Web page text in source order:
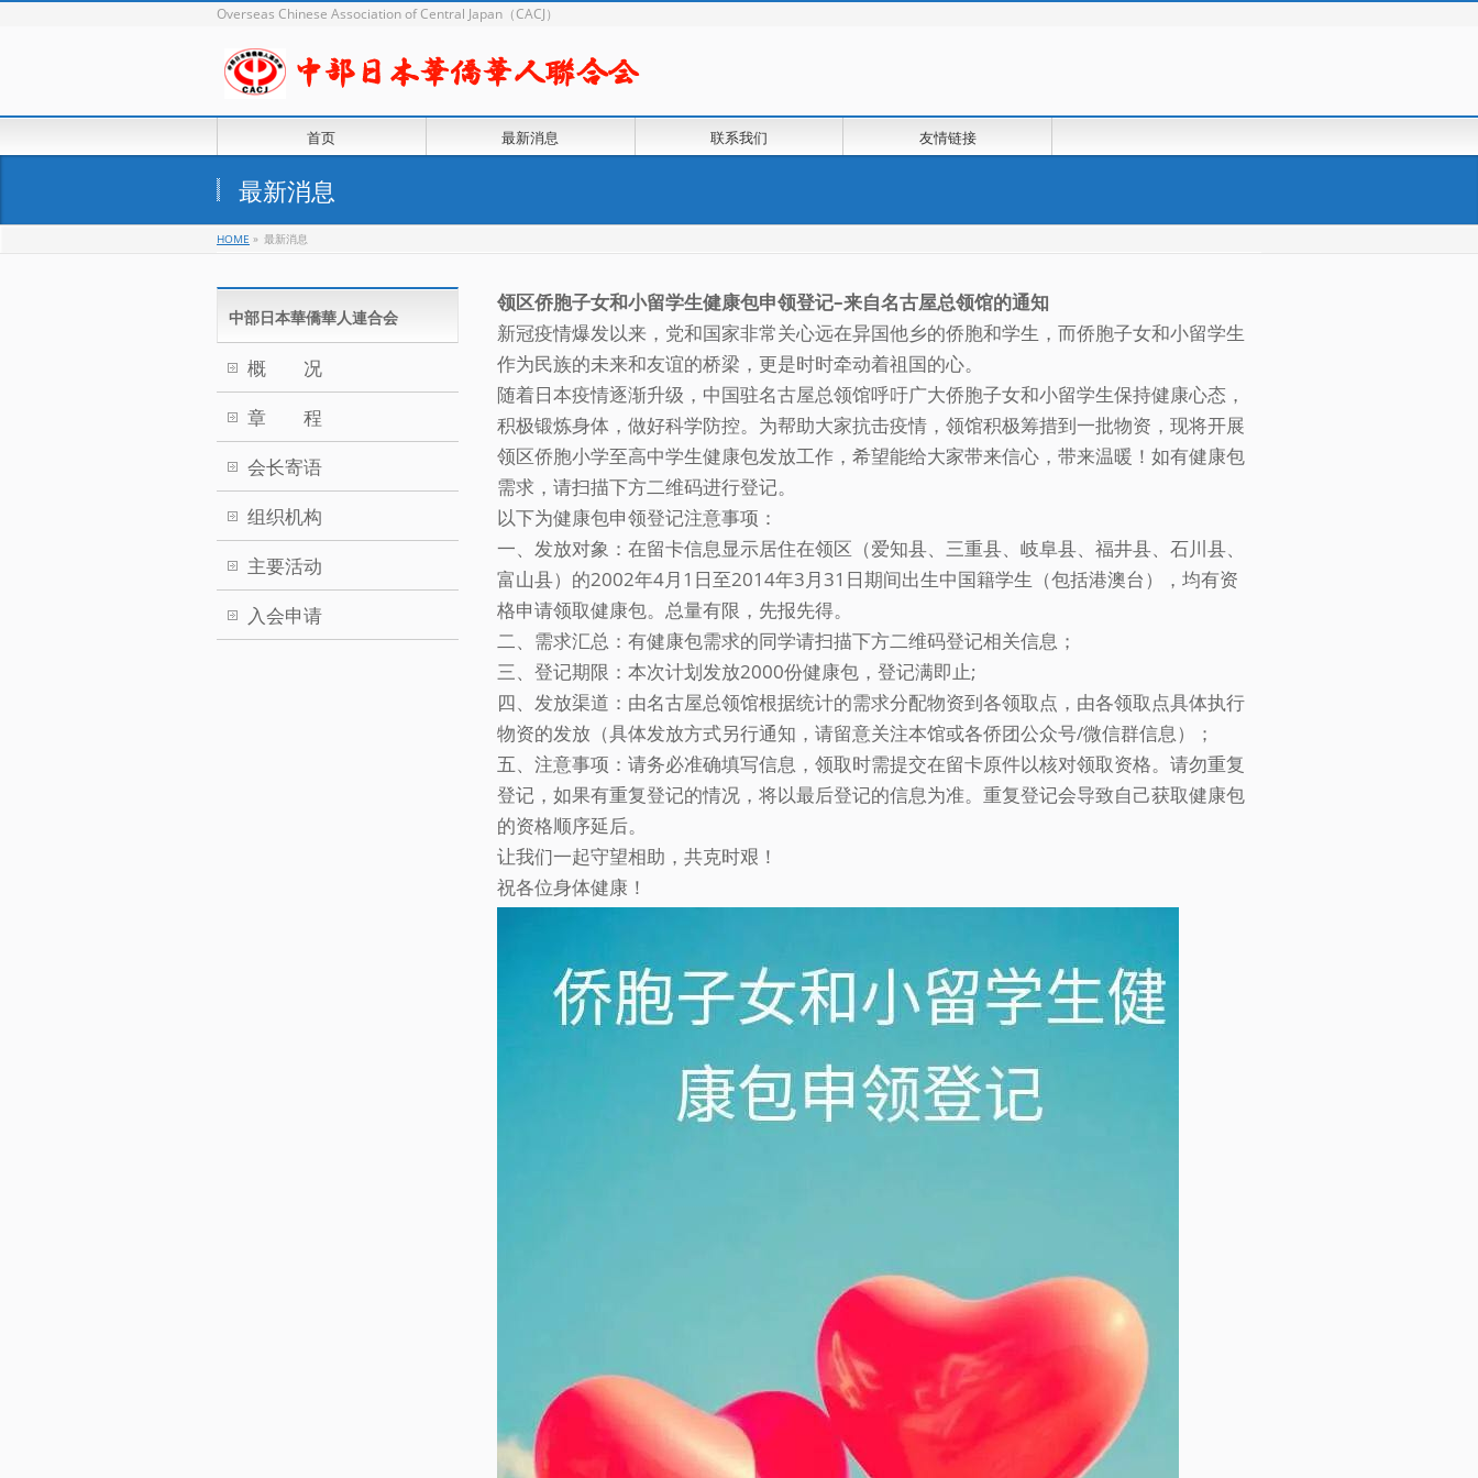
Overseas Chinese Association of Central Japan（CACJ）
首页 最新消息 联系我们 友情链接
最新消息
HOME » 最新消息
领区侨胞子女和小留学生健康包申领登记–来自名古屋总领馆的通知
新冠疫情爆发以来，党和国家非常关心远在异国他乡的侨胞和学生，而侨胞子女和小留学生
作为民族的未来和友谊的桥梁，更是时时牵动着祖国的心。
随着日本疫情逐渐升级，中国驻名古屋总领馆呼吁广大侨胞子女和小留学生保持健康心态，
积极锻炼身体，做好科学防控。为帮助大家抗击疫情，领馆积极筹措到一批物资，现将开展
领区侨胞小学至高中学生健康包发放工作，希望能给大家带来信心，带来温暖！如有健康包
需求，请扫描下方二维码进行登记。
以下为健康包申领登记注意事项：
一、发放对象：在留卡信息显示居住在领区（爱知县、三重县、岐阜县、福井县、石川县、
富山县）的2002年4月1日至2014年3月31日期间出生中国籍学生（包括港澳台），均有资
格申请领取健康包。总量有限，先报先得。
二、需求汇总：有健康包需求的同学请扫描下方二维码登记相关信息；
三、登记期限：本次计划发放2000份健康包，登记满即止;
四、发放渠道：由名古屋总领馆根据统计的需求分配物资到各领取点，由各领取点具体执行
物资的发放（具体发放方式另行通知，请留意关注本馆或各侨团公众号/微信群信息）；
五、注意事项：请务必准确填写信息，领取时需提交在留卡原件以核对领取资格。请勿重复
登记，如果有重复登记的情况，将以最后登记的信息为准。重复登记会导致自己获取健康包
的资格顺序延后。
让我们一起守望相助，共克时艰！
祝各位身体健康！
中部日本華僑華人連合会
概 况
章 程
会长寄语
组织机构
主要活动
入会申请